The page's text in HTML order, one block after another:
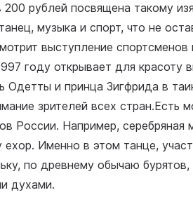
рублей посвящена такому
музыка и спорт, что не
выступление
году открывает для красоту
Одетты и принца Зигфрида в
зрителей всех стран.Есть
России. Например, серебряная
Именно в этом танце,
по древнему обычаю
духами.